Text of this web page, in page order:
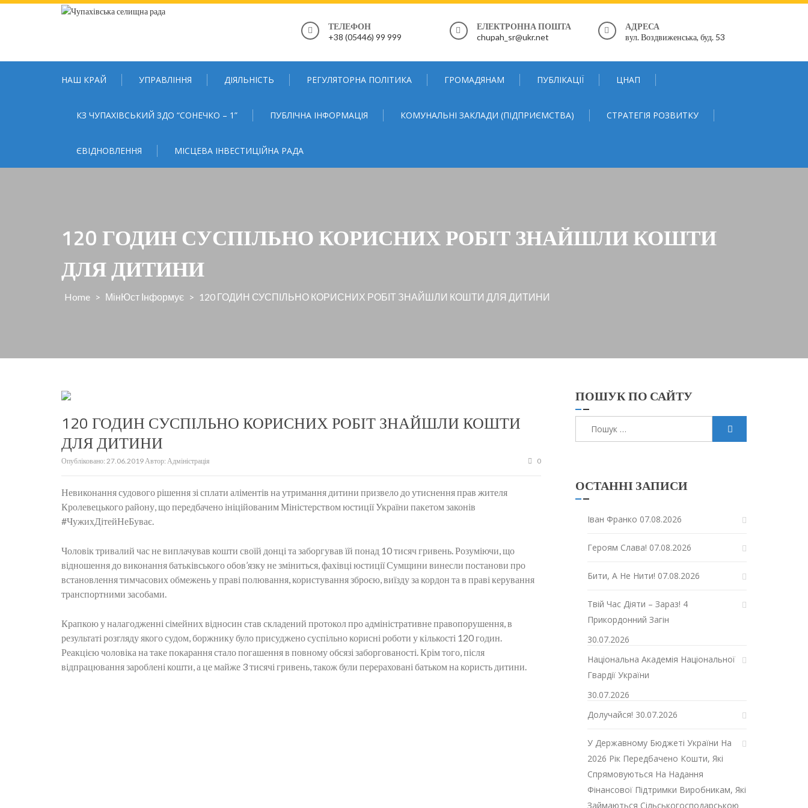
Skip
ТЕЛЕФОН
+38 (05446) 99 999
ЕЛЕКТРОННА ПОШТА
chupah_sr@ukr.net
АДРЕСА
вул. Воздвиженська, буд. 53
НАШ КРАЙ УПРАВЛІННЯ ДІЯЛЬНІСТЬ РЕГУЛЯТОРНА ПОЛІТИКА ГРОМАДЯНАМ ПУБЛІКАЦІЇ ЦНАП
КЗ ЧУПАХІВСЬКИЙ ЗДО “СОНЕЧКО – 1” ПУБЛІЧНА ІНФОРМАЦІЯ КОМУНАЛЬНІ ЗАКЛАДИ (ПІДПРИЄМСТВА) СТРАТЕГІЯ РОЗВИТКУ
ЄВІДНОВЛЕННЯ МІСЦЕВА ІНВЕСТИЦІЙНА РАДА
120 ГОДИН СУСПІЛЬНО КОРИСНИХ РОБІТ ЗНАЙШЛИ КОШТИ
ДЛЯ ДИТИНИ
Home > МінЮст Інформує > 120 ГОДИН СУСПІЛЬНО КОРИСНИХ РОБІТ ЗНАЙШЛИ КОШТИ ДЛЯ ДИТИНИ
120 ГОДИН СУСПІЛЬНО КОРИСНИХ РОБІТ ЗНАЙШЛИ КОШТИ
ДЛЯ ДИТИНИ
Опубліковано: 27.06.2019Автор: Адміністрація 0
Невиконання судового рішення зі сплати аліментів на утримання дитини призвело до утиснення прав жителя
Кролевецького району, що передбачено ініційованим Міністерством юстиції України пакетом законів
#ЧужихДітейНеБуває.
Чоловік тривалий час не виплачував кошти своїй донці та заборгував їй понад 10 тисяч гривень. Розуміючи, що
відношення до виконання батьківського обов’язку не зміниться, фахівці юстиції Сумщини винесли постанови про
встановлення тимчасових обмежень у праві полювання, користування зброєю, виїзду за кордон та в праві керування
транспортними засобами.
Крапкою у налагодженні сімейних відносин став складений протокол про адміністративне правопорушення, в
результаті розгляду якого судом, боржнику було присуджено суспільно корисні роботи у кількості 120 годин.
Реакцією чоловіка на таке покарання стало погашення в повному обсязі заборгованості. Крім того, після
відпрацювання зароблені кошти, а це майже 3 тисячі гривень, також були перераховані батьком на користь дитини.
ПОШУК ПО САЙТУ
ОСТАННІ ЗАПИСИ
Іван Франко 07.08.2026
Героям Слава! 07.08.2026
Бити, А Не Нити! 07.08.2026
Твій Час Діяти – Зараз! 4
Прикордонний Загін
30.07.2026
Національна Академія Національної
Гвардії України
30.07.2026
Долучайся! 30.07.2026
У Державному Бюджеті України На
2026 Рік Передбачено Кошти, Які
Спрямовуються На Надання
Фінансової Підтримки Виробникам, Які
Займаються Сільськогосподарською